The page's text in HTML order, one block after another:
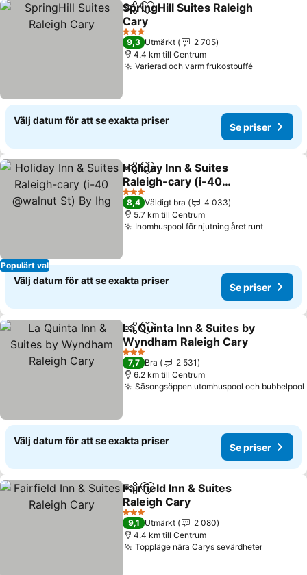
Dela Lägg till i Mina Favoriter
SpringHill Suites Raleigh
Cary
Se priser
3 Stjärnor
9,3 Utmärkt
2 705
4.4 km till Centrum
Varierad och varm frukostbufféSe priser
Välj datum för att se exakta priser
Se priser
Populärt val
Dela Lägg till i Mina Favoriter
Holiday Inn & Suites
Raleigh-cary (i-40
@walnut St) By Ihg
Se priser
3 Stjärnor
8,4 Väldigt bra
4 033
5.7 km till Centrum
Inomhuspool för njutning året runtSe
Välj datum för att se exakta priser
Se priser
Dela Lägg till i Mina Favoriter
La Quinta Inn & Suites by
Wyndham Raleigh Cary
Se priser
3 Stjärnor
7,7 Bra
2 531
6.2 km till Centrum
Säsongsöppen utomhuspool och bubbelpool
Välj datum för att se exakta priser
Se priser
Dela Lägg till i Mina Favoriter
Fairfield Inn & Suites
Raleigh Cary
Se priser
3 Stjärnor
9,1 Utmärkt
2 080
4.4 km till Centrum
Toppläge nära Carys sevärdheterSe